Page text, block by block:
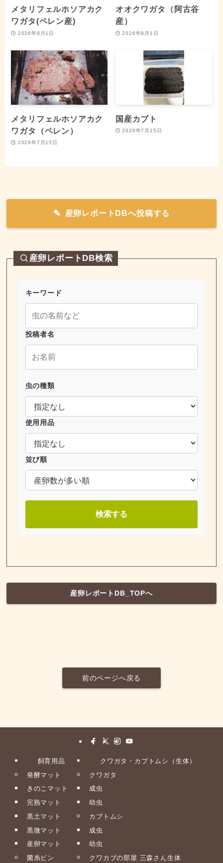
メタリフェルホソアカク
ワガタ(ペレン産)
2026年8月1日
オオクワガタ（阿古谷
産）
2026年8月1日
メタリフェルホソアカク
ワガタ（ペレン）
2026年7月15日
国産カブト
2026年7月15日
産卵レポートDBへ投稿する
産卵レポートDB検索
キーワード
投稿者名
虫の種類
使用用品
並び順
検索する
産卵レポートDB_TOPへ
前のページへ戻る
飼育用品
発酵マット
きのこマット
完熟マット
黒土マット
黒微マット
産卵マット
菌糸ビン
クワガタ・カブトムシ（生体）
クワガタ
成虫
幼虫
カブトムシ
成虫
幼虫
クワカブの部屋 三森さん生体